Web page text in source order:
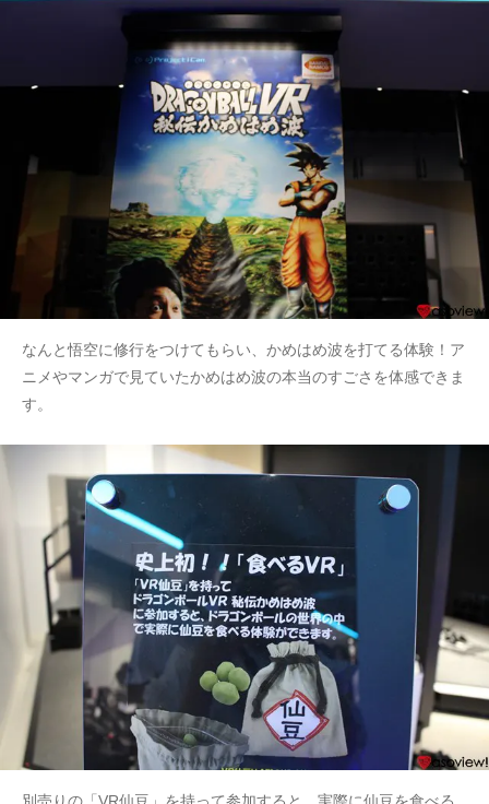
なんと悟空に修行をつけてもらい、かめはめ波を打てる体験！ア
ニメやマンガで見ていたかめはめ波の本当のすごさを体感できま
す。